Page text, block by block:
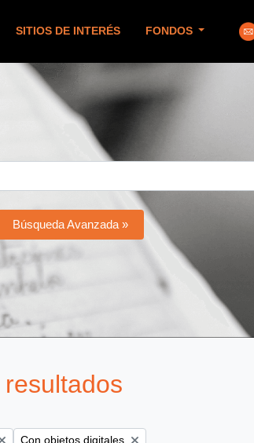
SITIOS DE INTERÉS FONDOS
Búsqueda Avanzada »
filter:Remove filter:
Con objetos digitales